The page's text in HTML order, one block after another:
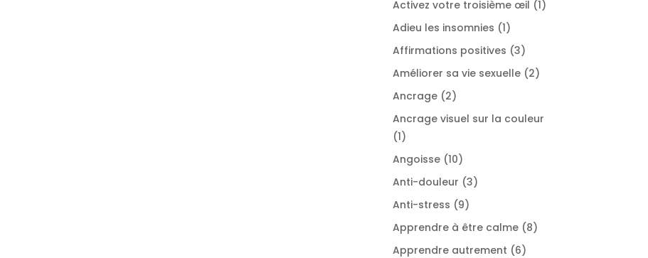
Activez votre troisième œil 11
Adieu les insomnies 11
produit
Affirmations positives 33
produits
Améliorer sa vie sexuelle 22
Ancrage 22
produits
Ancrage visuel sur la couleur
11
produit
Angoisse 1010
produits
Anti-douleur 33
Anti-stress 99
produits
Apprendre à être calme 88
Apprendre autrement 66